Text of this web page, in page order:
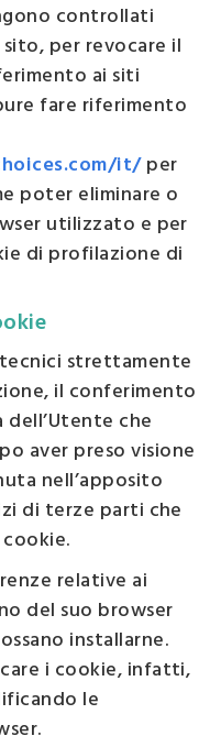
controllati
per revocare il
ai siti
fare riferimento
it/per
poter eliminare o
utilizzato e per
di profilazione di
strettamente
il conferimento
che
aver preso visione
nell’apposito
di terze parti che
relative ai
del suo browser
installarne.
i cookie, infatti,
le